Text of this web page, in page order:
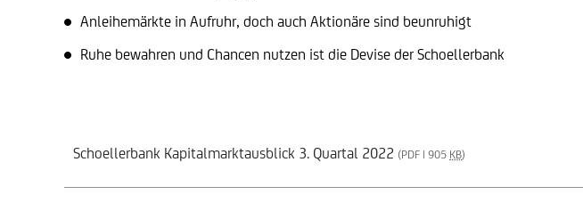
Anleihemärkte in Aufruhr, doch auch Aktionäre sind beunruhigt
Ruhe bewahren und Chancen nutzen ist die Devise der Schoellerbank
Schoellerbank Kapitalmarktausblick 3. Quartal 2022 (PDF | 905 KB)